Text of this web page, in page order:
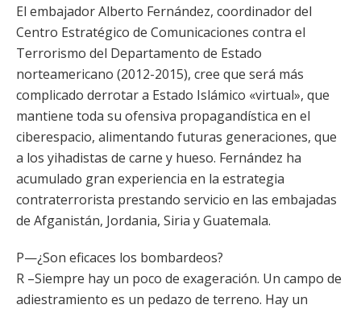
El embajador Alberto Fernández, coordinador del
Centro Estratégico de Comunicaciones contra el
Terrorismo del Departamento de Estado
norteamericano (2012-2015), cree que será más
complicado derrotar a Estado Islámico «virtual», que
mantiene toda su ofensiva propagandística en el
ciberespacio, alimentando futuras generaciones, que
a los yihadistas de carne y hueso. Fernández ha
acumulado gran experiencia en la estrategia
contraterrorista prestando servicio en las embajadas
de Afganistán, Jordania, Siria y Guatemala.
P—¿Son eficaces los bombardeos?
R –Siempre hay un poco de exageración. Un campo de
adiestramiento es un pedazo de terreno. Hay un